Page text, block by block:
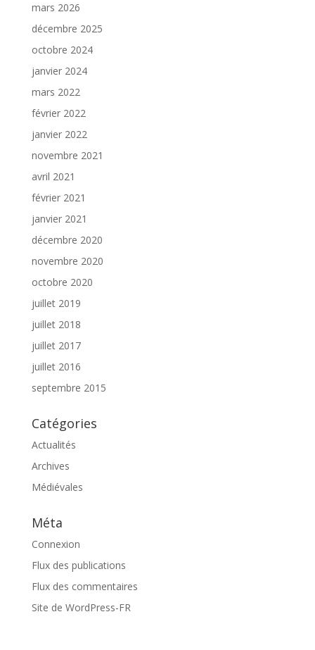
mars 2026
décembre 2025
octobre 2024
janvier 2024
mars 2022
février 2022
janvier 2022
novembre 2021
avril 2021
février 2021
janvier 2021
décembre 2020
novembre 2020
octobre 2020
juillet 2019
juillet 2018
juillet 2017
juillet 2016
septembre 2015
Catégories
Actualités
Archives
Médiévales
Méta
Connexion
Flux des publications
Flux des commentaires
Site de WordPress-FR